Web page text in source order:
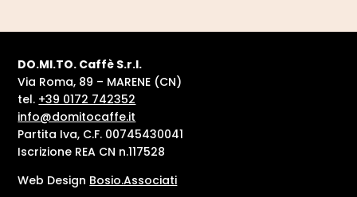
DO.MI.TO. Caffè S.r.l.
Via Roma, 89 – MARENE (CN)
tel. +39 0172 742352
info@domitocaffe.it
Partita Iva, C.F. 00745430041
Iscrizione REA CN n.117528
Web Design Bosio.Associati